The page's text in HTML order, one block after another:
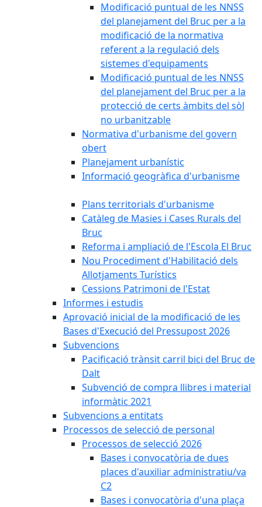
Modificació puntual de les NNSS
del planejament del Bruc per a la
modificació de la normativa
referent a la regulació dels
sistemes d'equipaments
Modificació puntual de les NNSS
del planejament del Bruc per a la
protecció de certs àmbits del sòl
no urbanitzable
Normativa d'urbanisme del govern
obert
Planejament urbanístic
Informació geogràfica d'urbanisme
Plans territorials d'urbanisme
Catàleg de Masies i Cases Rurals del
Bruc
Reforma i ampliació de l'Escola El Bruc
Nou Procediment d'Habilitació dels
Allotjaments Turístics
Cessions Patrimoni de l'Estat
Informes i estudis
Aprovació inicial de la modificació de les
Bases d'Execució del Pressupost 2026
Subvencions
Pacificació trànsit carril bici del Bruc de
Dalt
Subvenció de compra llibres i material
informàtic 2021
Subvencions a entitats
Processos de selecció de personal
Processos de selecció 2026
Bases i convocatòria de dues
places d'auxiliar administratiu/va
C2
Bases i convocatòria d'una plaça